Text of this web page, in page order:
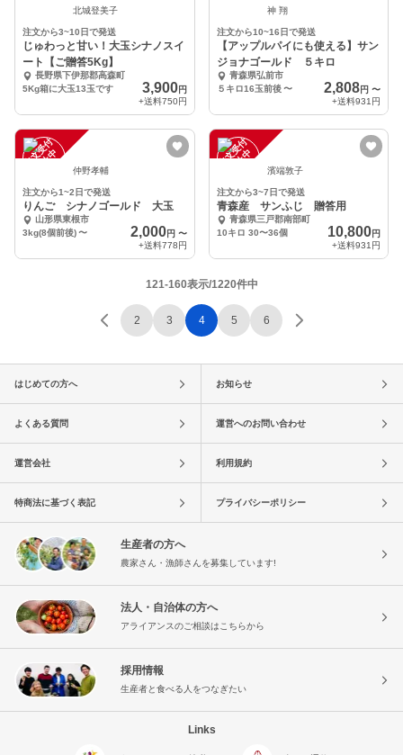
北城登美子
注文から3~10日で発送
じゅわっと甘い！大玉シナノスイ
ート【ご贈答5Kg】
長野県下伊那郡高森町
5Kg箱に大玉13玉です
3,900円
+送料750円
神 翔
注文から10~16日で発送
【アップルパイにも使える】サン
ジョナゴールド ５キロ
青森県弘前市
５キロ16玉前後 〜 2,808円 〜
+送料931円
注
文
受
付
停
止
中 仲野孝輔
注文から1~2日で発送
りんご シナノゴールド 大玉
山形県東根市
3kg(8個前後)〜 2,000円 〜
+送料778円
注
文
受
付
停
止
中 濱端敦子
注文から3~7日で発送
青森産 サンふじ 贈答用
青森県三戸郡南部町
10キロ 30〜36個
10,800円
+送料931円
121-160表示/1220件中
2 3 4 5 6
はじめての方へ お知らせ
よくある質問 運営へのお問い合わせ
運営会社 利用規約
特商法に基づく表記 プライバシーポリシー
生産者の方へ
農家さん・漁師さんを募集しています!
法人・自治体の方へ
アライアンスのご相談はこちらから
採用情報
生産者と食べる人をつなぎたい
Links